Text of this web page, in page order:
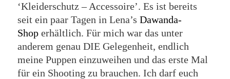
‘Kleiderschutz – Accessoire’. Es ist bereits
seit ein paar Tagen in Lena’s Dawanda-
Shoperhältlich. Für mich war das unter
anderem genau DIE Gelegenheit, endlich
meine Puppen einzuweihen und das erste Mal
für ein Shooting zu brauchen. Ich darf euch